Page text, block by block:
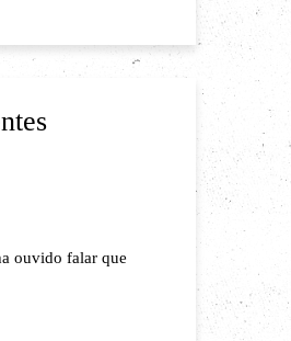
ouvido falar que